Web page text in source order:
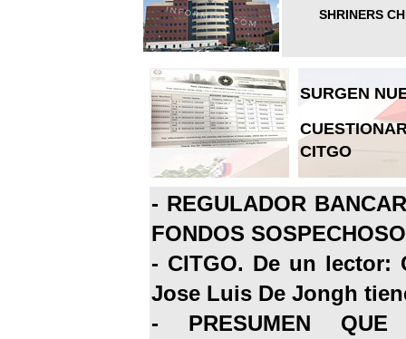
SHRINERS
SURGEN
CITGO
- REGULADOR
FONDOS
- CITGO. De un lector:
Jose Luis De Jongh
- PRESUMEN